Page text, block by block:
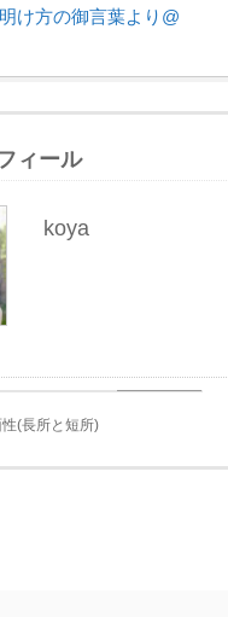
け方の御言葉より@
ィール
koya
(長所と短所)